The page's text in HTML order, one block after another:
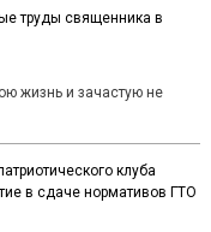
труды священника в
жизнь и зачастую не
клуба
в сдаче нормативов ГТО